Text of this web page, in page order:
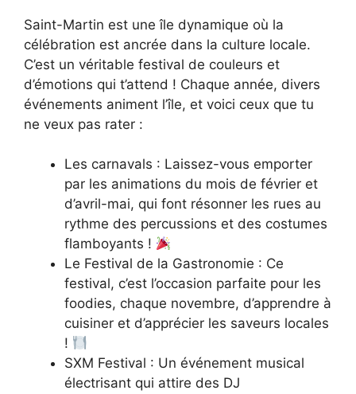
Saint-Martin est une île dynamique où la
célébration est ancrée dans la culture locale.
C’est un véritable festival de couleurs et
d’émotions qui t’attend ! Chaque année, divers
événements animent l’île, et voici ceux que tu
ne veux pas rater :
Les carnavals : Laissez-vous emporter
par les animations du mois de février et
d’avril-mai, qui font résonner les rues au
rythme des percussions et des costumes
flamboyants !
Le Festival de la Gastronomie : Ce
festival, c’est l’occasion parfaite pour les
foodies, chaque novembre, d’apprendre à
cuisiner et d’apprécier les saveurs locales
!
SXM Festival : Un événement musical
électrisant qui attire des DJ